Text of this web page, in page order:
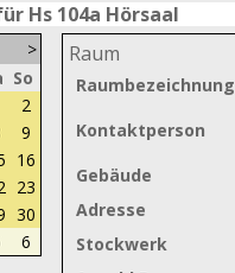
Hs 104a Hörsaal
>
So
2
9
16
23
30
6
Raum
Raumbezeichnung
Kontaktperson
Gebäude
Adresse
Stockwerk